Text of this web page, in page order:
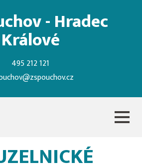
- Hradec
Králové
495 212 121